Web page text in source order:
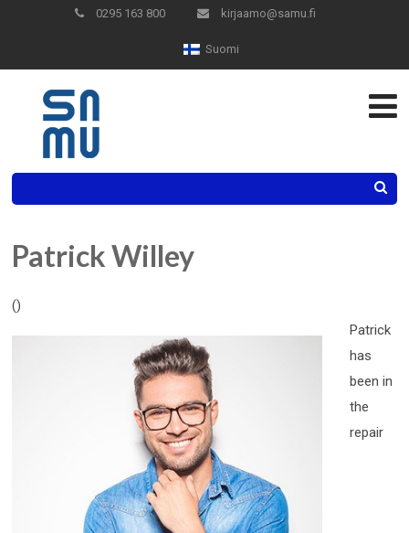
0295 163 800 kirjaamo@samu.fi
Suomi
Patrick Willey
()
Patrick
has
been in
the
repair